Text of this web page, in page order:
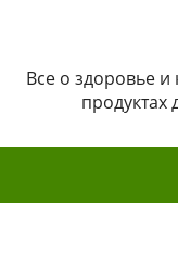
Все о здоровье
продуктах